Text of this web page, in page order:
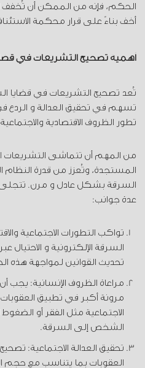
الحكم، فإنه من الممكن أن تُخفف
أخف بناءً على قرار محكمة
أهمية تصحيح التشريعات في
تُعد تصحيح التشريعات في قضايا
تسهم في تحقيق العدالة و
تطور الظروف الاقتصادية
من المهم أن تتماشى التشريعات
المستجدة، وتُعزز من قدرة
السرقة بشكل عادل و مرن.
عدة جوانب:
تواكب التطورات الاجتماعية
السرقة الإلكترونية و الاحتيال
تحديث القوانين لمواجهة هذه
مراعاة الظروف الإنسانية: يجب
مرونة أكبر في تطبيق
الاجتماعية مثل الفقر أو
الشخص إلى السرقة.
تحقيق العدالة الاجتماعية:
العقوبات بما يتناسب مع حجم